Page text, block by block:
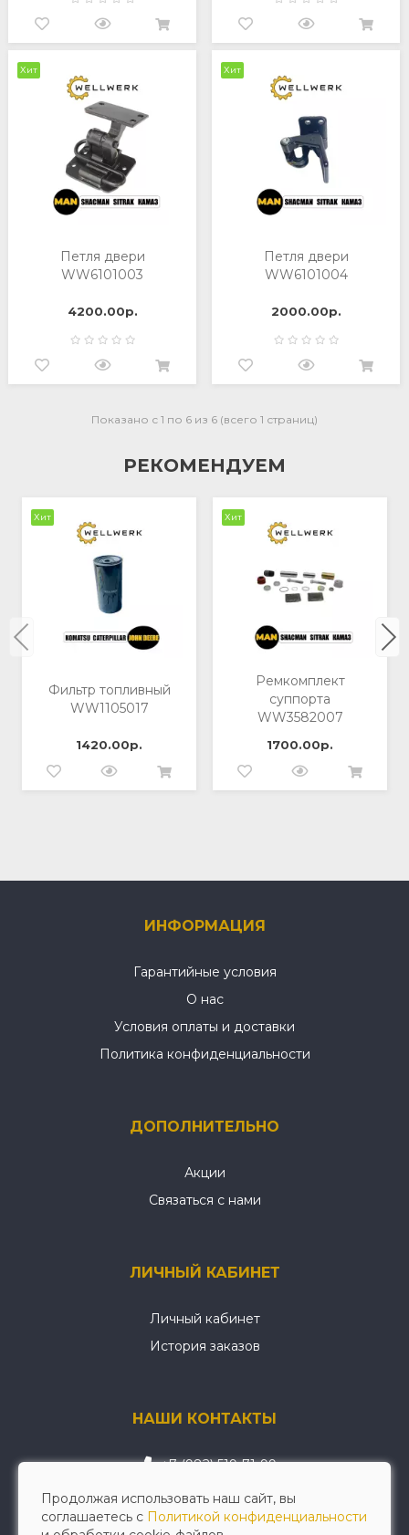
Хит
Петля двери
WW6101003
4200.00р.
Хит
Петля двери
WW6101004
2000.00р.
Показано с 1 по 6 из 6 (всего 1 страниц)
РЕКОМЕНДУЕМ
Хит
Фильтр топливный
WW1105017
1420.00р.
Хит
Ремкомплект
суппорта
WW3582007
1700.00р.
ИНФОРМАЦИЯ
Гарантийные условия
О нас
Условия оплаты и доставки
Политика конфиденциальности
ДОПОЛНИТЕЛЬНО
Акции
Связаться с нами
ЛИЧНЫЙ КАБИНЕТ
Личный кабинет
История заказов
НАШИ КОНТАКТЫ
+7 (982) 519-71-99
wellwerk@mail.ru
Продолжая использовать наш сайт, вы
соглашаетесь с Политикой конфиденциальности